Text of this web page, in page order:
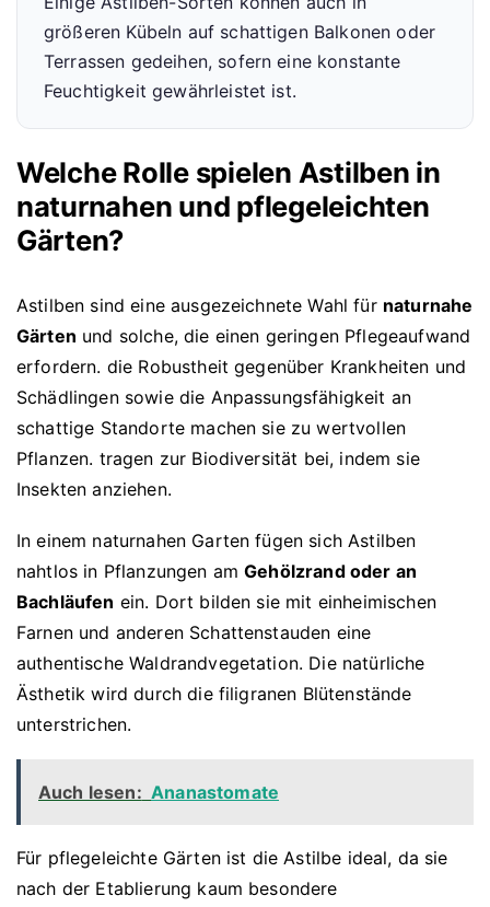
größeren Kübeln auf schattigen Balkonen oder
Terrassen gedeihen, sofern eine konstante
Feuchtigkeit gewährleistet ist.
Welche Rolle spielen Astilben in
naturnahen und pflegeleichten
Gärten?
Astilben sind eine ausgezeichnete Wahl für naturnahe
Gärten und solche, die einen geringen Pflegeaufwand
erfordern. die Robustheit gegenüber Krankheiten und
Schädlingen sowie die Anpassungsfähigkeit an
schattige Standorte machen sie zu wertvollen
Pflanzen. tragen zur Biodiversität bei, indem sie
Insekten anziehen.
In einem naturnahen Garten fügen sich Astilben
nahtlos in Pflanzungen amGehölzrand oder an
Bachläufen ein. Dort bilden sie mit einheimischen
Farnen und anderen Schattenstauden eine
authentische Waldrandvegetation. Die natürliche
Ästhetik wird durch die filigranen Blütenstände
unterstrichen.
Auch lesen: Ananastomate
Für pflegeleichte Gärten ist die Astilbe ideal, da sie
nach der Etablierung kaum besondere